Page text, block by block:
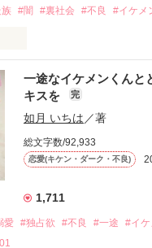
冷たいのに
変わらない笑顔を向けてく
ていた恋が再び動き始める
｡.:. *:ﾟ✨.ﾟ･*..☆.｡.:*✨
#闇 #裏社会 #不良 #イケメ
す
作品を読む
一途なイケメンくんと
キスを
完
如月 いちは ／著
総文字数/92,933
恋愛(キケン・ダーク・不良)
1,711
愛 #独占欲 #不良 #一途 #イケ